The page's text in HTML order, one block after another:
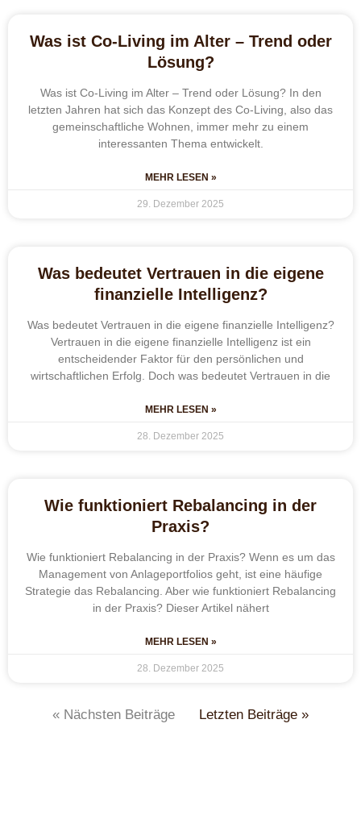
Was ist Co-Living im Alter – Trend oder
Lösung?
Was ist Co-Living im Alter – Trend oder Lösung? In den
letzten Jahren hat sich das Konzept des Co-Living, also das
gemeinschaftliche Wohnen, immer mehr zu einem
interessanten Thema entwickelt.
MEHR LESEN »
29. Dezember 2025
Was bedeutet Vertrauen in die eigene
finanzielle Intelligenz?
Was bedeutet Vertrauen in die eigene finanzielle Intelligenz?
Vertrauen in die eigene finanzielle Intelligenz ist ein
entscheidender Faktor für den persönlichen und
wirtschaftlichen Erfolg. Doch was bedeutet Vertrauen in die
MEHR LESEN »
28. Dezember 2025
Wie funktioniert Rebalancing in der
Praxis?
Wie funktioniert Rebalancing in der Praxis? Wenn es um das
Management von Anlageportfolios geht, ist eine häufige
Strategie das Rebalancing. Aber wie funktioniert Rebalancing
in der Praxis? Dieser Artikel nähert
MEHR LESEN »
28. Dezember 2025
« Nächsten Beiträge Letzten Beiträge »